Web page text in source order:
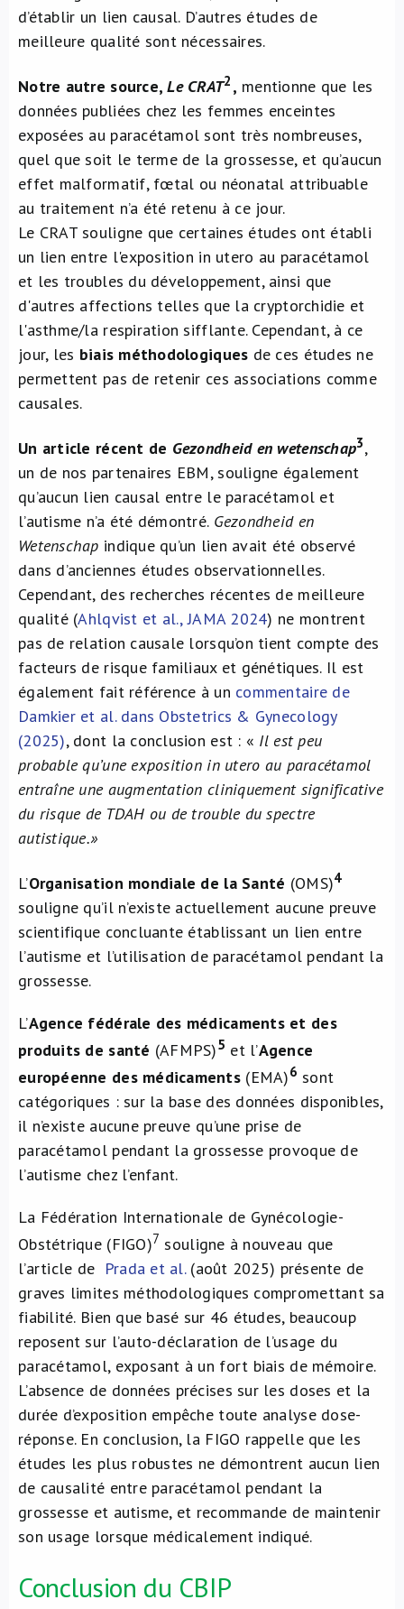
d’établir un lien causal. D’autres études de
meilleure qualité sont nécessaires.
Notre autre source,Le CRAT2 , mentionne que les
données publiées chez les femmes enceintes
exposées au paracétamol sont très nombreuses,
quel que soit le terme de la grossesse, et qu’aucun
effet malformatif, fœtal ou néonatal attribuable
au traitement n’a été retenu à ce jour.
Le CRAT souligne que certaines études ont établi
un lien entre l'exposition in utero au paracétamol
et les troubles du développement, ainsi que
d'autres affections telles que la cryptorchidie et
l'asthme/la respiration sifflante. Cependant, à ce
jour, les biais méthodologiques de ces études ne
permettent pas de retenir ces associations comme
causales.
Un article récent de Gezondheid en wetenschap3,
un de nos partenaires EBM, souligne également
qu’aucun lien causal entre le paracétamol et
l’autisme n’a été démontré. Gezondheid en
Wetenschap indique qu’un lien avait été observé
dans d’anciennes études observationnelles.
Cependant, des recherches récentes de meilleure
qualité (Ahlqvist et al., JAMA 2024) ne montrent
pas de relation causale lorsqu’on tient compte des
facteurs de risque familiaux et génétiques. Il est
également fait référence à un commentaire de
Damkier et al. dans Obstetrics & Gynecology
(2025), dont la conclusion est : « Il est peu
probable qu’une exposition in utero au paracétamol
entraîne une augmentation cliniquement significative
du risque de TDAH ou de trouble du spectre
autistique.»
L’Organisation mondiale de la Santé (OMS)4
souligne qu’il n’existe actuellement aucune preuve
scientifique concluante établissant un lien entre
l’autisme et l’utilisation de paracétamol pendant la
grossesse.
L’Agence fédérale des médicaments et des
produits de santé (AFMPS)5 et l’Agence
européenne des médicaments (EMA)6 sont
catégoriques : sur la base des données disponibles,
il n’existe aucune preuve qu’une prise de
paracétamol pendant la grossesse provoque de
l’autisme chez l’enfant.
La Fédération Internationale de Gynécologie-
Obstétrique (FIGO)7 souligne à nouveau que
l’article de Prada et al.(août 2025) présente de
graves limites méthodologiques compromettant sa
fiabilité. Bien que basé sur 46 études, beaucoup
reposent sur l’auto-déclaration de l’usage du
paracétamol, exposant à un fort biais de mémoire.
L’absence de données précises sur les doses et la
durée d’exposition empêche toute analyse dose-
réponse. En conclusion, la FIGO rappelle que les
études les plus robustes ne démontrent aucun lien
de causalité entre paracétamol pendant la
grossesse et autisme, et recommande de maintenir
son usage lorsque médicalement indiqué.
Conclusion du CBIP